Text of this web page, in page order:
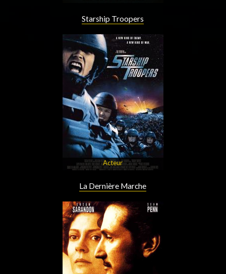
Starship Troopers
Acteur
La Dernière Marche